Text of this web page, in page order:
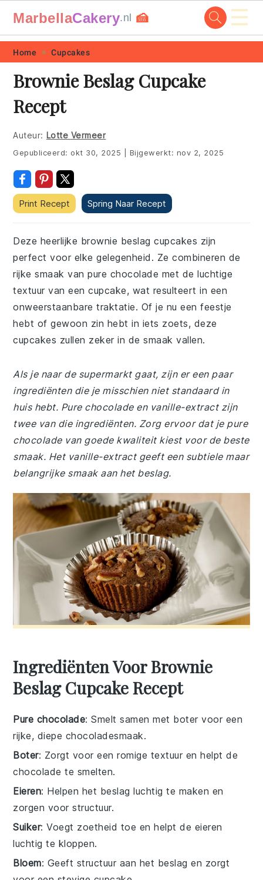
Skip
primary
navigation
Skip
main
content
Skip
primary
sidebar
Skip
footer
MarbellaCakery.nl 🍰 ☰
Home Cupcakes
Brownie Beslag Cupcake
Recept
Auteur: Lotte Vermeer
Gepubliceerd: okt 30, 2025 Bijgewerkt: nov 2, 2025
Print Recept Spring Naar Recept
Deze heerlijke brownie beslag cupcakes zijn
perfect voor elke gelegenheid. Ze combineren de
rijke smaak van pure chocolade met de luchtige
textuur van een cupcake, wat resulteert in een
onweerstaanbare traktatie. Of je nu een feestje
hebt of gewoon zin hebt in iets zoets, deze
cupcakes zullen zeker in de smaak vallen.
Als je naar de supermarkt gaat, zijn er een paar
ingrediënten die je misschien niet standaard in
huis hebt. Pure chocolade en vanille-extract zijn
twee van die ingrediënten. Zorg ervoor dat je pure
chocolade van goede kwaliteit kiest voor de beste
smaak. Het vanille-extract geeft een subtiele maar
belangrijke smaak aan het beslag.
Ingrediënten Voor Brownie
Beslag Cupcake Recept
Pure chocolade: Smelt samen met boter voor een
rijke, diepe chocoladesmaak.
Boter: Zorgt voor een romige textuur en helpt de
chocolade te smelten.
Eieren: Helpen het beslag luchtig te maken en
zorgen voor structuur.
Suiker: Voegt zoetheid toe en helpt de eieren
luchtig te kloppen.
Bloem: Geeft structuur aan het beslag en zorgt